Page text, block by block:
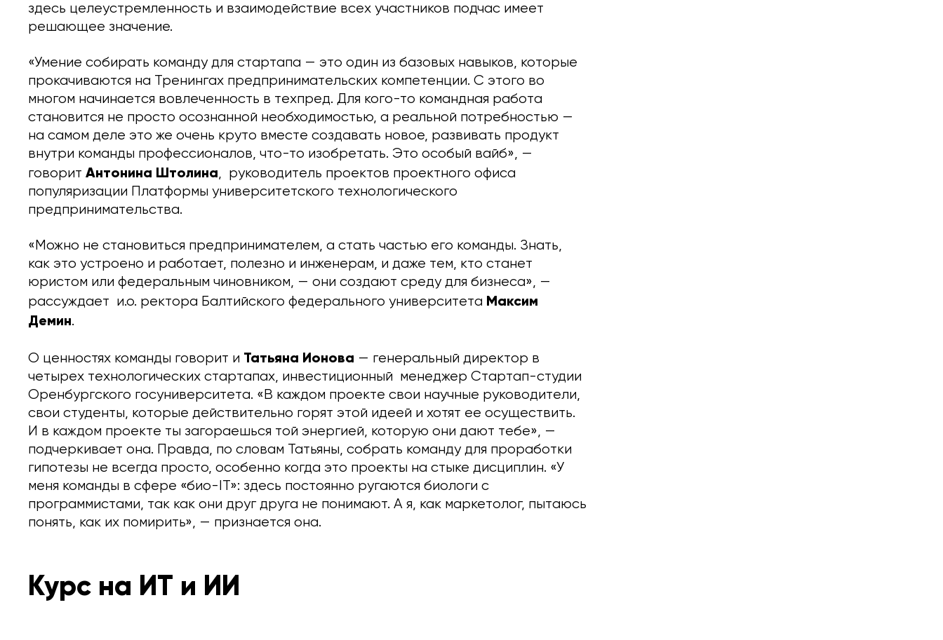
здесь целеустремленность и взаимодействие всех участников подчас имеет
решающее значение.
«Умение собирать команду для стартапа — это один из базовых навыков, которые
прокачиваются на Тренингах предпринимательских компетенции. С этого во
многом начинается вовлеченность в техпред. Для кого-то командная работа
становится не просто осознанной необходимостью, а реальной потребностью —
на самом деле это же очень круто вместе создавать новое, развивать продукт
внутри команды профессионалов, что-то изобретать. Это особый вайб», —
говорит Антонина Штолина, руководитель проектов проектного офиса
популяризации Платформы университетского технологического
предпринимательства.
«Можно не становиться предпринимателем, а стать частью его команды. Знать,
как это устроено и работает, полезно и инженерам, и даже тем, кто станет
юристом или федеральным чиновником, — они создают среду для бизнеса», —
рассуждает и.о. ректора Балтийского федерального университета Максим
Демин.
О ценностях команды говорит и Татьяна Ионова — генеральный директор в
четырех технологических стартапах, инвестиционный менеджер Стартап-студии
Оренбургского госуниверситета. «В каждом проекте свои научные руководители,
свои студенты, которые действительно горят этой идеей и хотят ее осуществить.
И в каждом проекте ты загораешься той энергией, которую они дают тебе», —
подчеркивает она. Правда, по словам Татьяны, собрать команду для проработки
гипотезы не всегда просто, особенно когда это проекты на стыке дисциплин. «У
меня команды в сфере «био-IT»: здесь постоянно ругаются биологи с
программистами, так как они друг друга не понимают. А я, как маркетолог, пытаюсь
понять, как их помирить», — признается она.
Курс на ИТ и ИИ